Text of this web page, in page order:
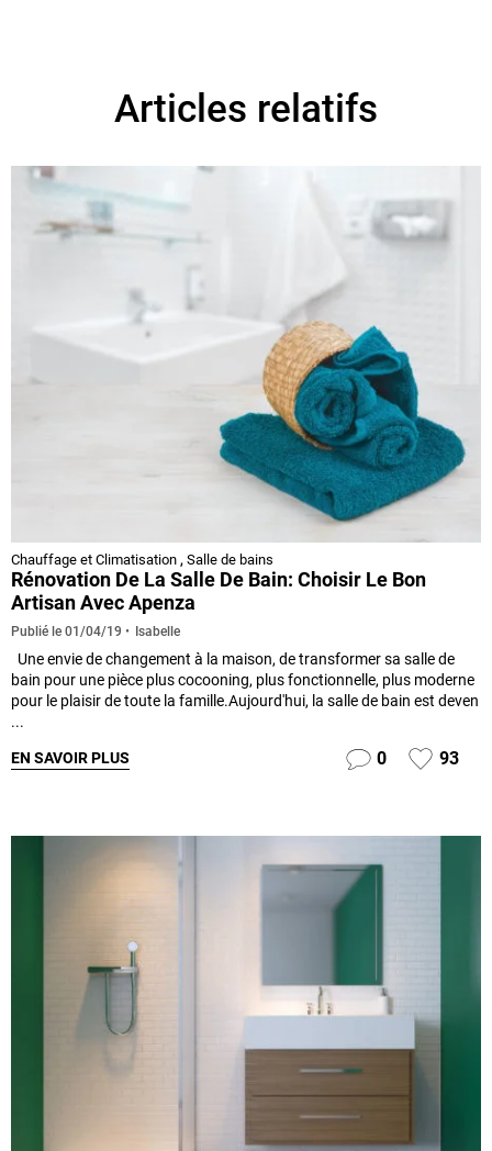
Articles relatifs
Chauffage et Climatisation , Salle de bains
Rénovation De La Salle De Bain: Choisir Le Bon
Artisan Avec Apenza
Publié le 01/04/19 Isabelle
Une envie de changement à la maison, de transformer sa salle de
bain pour une pièce plus cocooning, plus fonctionnelle, plus moderne
pour le plaisir de toute la famille.Aujourd'hui, la salle de bain est deven
...
EN SAVOIR PLUS 0 93